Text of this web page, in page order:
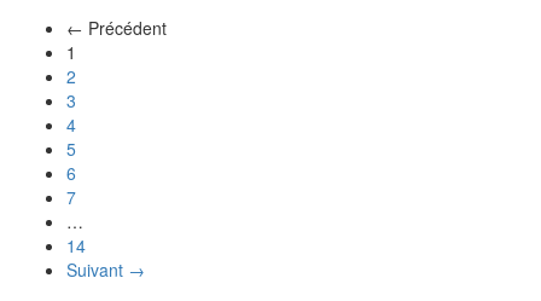
← Précédent
1
2
3
4
5
6
7
…
14
Suivant →